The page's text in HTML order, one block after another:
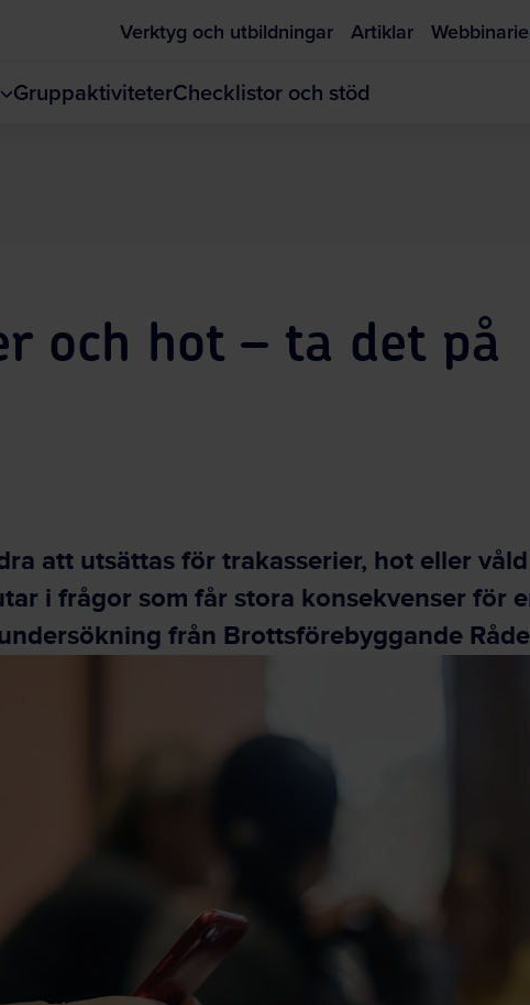
Verktyg och utbildningar Artiklar
GruppaktiviteterChecklistor och stöd
och hot – ta det på
att utsättas för trakasserier, hot eller
i frågor som får stora konsekvenser för
från Brottsförebyggande